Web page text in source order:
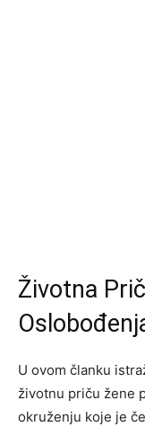
Životna
U ovom članku
životnu priču žene
okruženju koje je